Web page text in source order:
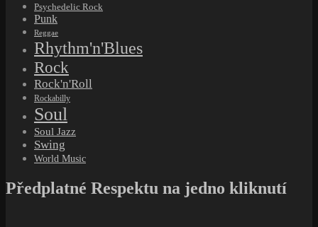
Psychedelic Rock
Punk
Reggae
Rhythm'n'Blues
Rock
Rock'n'Roll
Rockabilly
Soul
Soul Jazz
Swing
World Music
Předplatné Respektu na jedno kliknutí